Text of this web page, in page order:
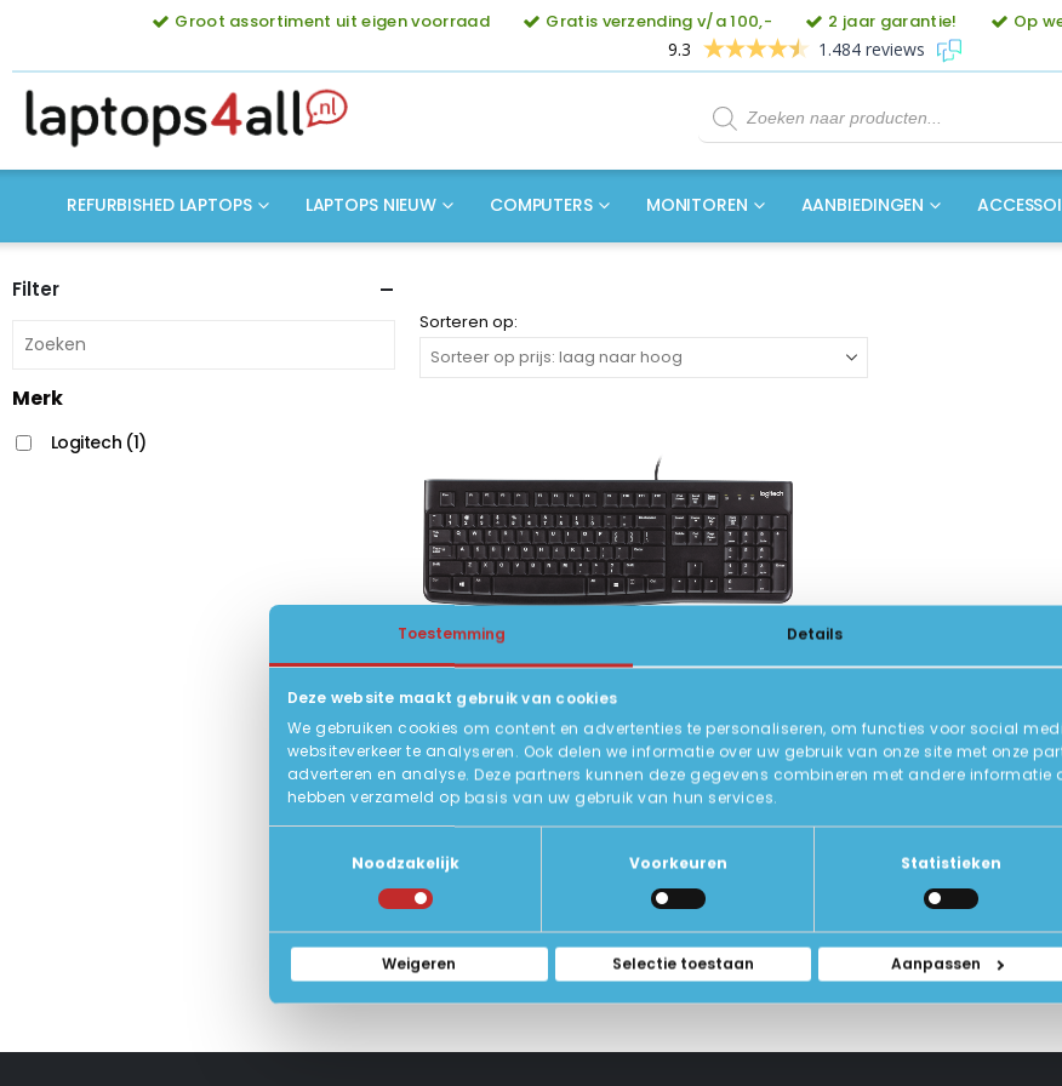
Toestemming Details
Deze website maakt gebruik van cookies
We gebruiken cookies om content en advertenties te personaliseren, om functies voor social
websiteverkeer te analyseren. Ook delen we informatie over uw gebruik van onze site met onze
adverteren en analyse. Deze partners kunnen deze gegevens combineren met andere informatie
hebben verzameld op basis van uw gebruik van hun services.
Noodzakelijk
Voorkeuren Statistieken
Weigeren Selectie toestaan Aanpassen
Groot assortiment uit eigen voorraad Gratis verzending v/a 100,- 2 jaar garantie!
Op
9.3
1.484 reviews
Producten
zoeken
REFURBISHED LAPTOPS LAPTOPS NIEUW COMPUTERS MONITOREN AANBIEDINGEN
Sorteren op:
Logitech USB Toetsenbord
Logitech USB Toetsenbord
Nieuw product.
IN WINKELWAGEN
Filter
Merk
Logitech (1)